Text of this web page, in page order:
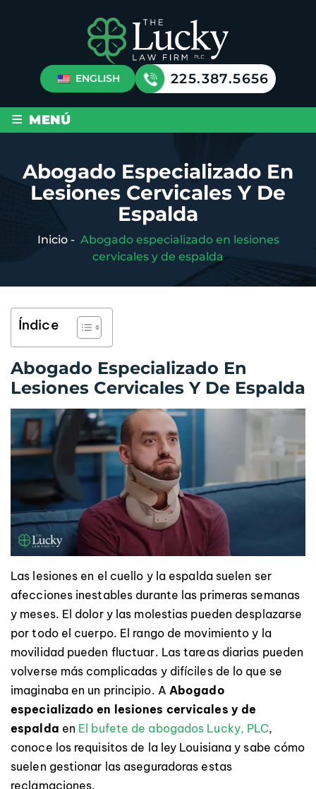
ENGLISH 225.387.5656
≡ MENÚ
Abogado Especializado En
Lesiones Cervicales Y De
Espalda
Inicio- Abogado especializado en lesiones
cervicales y de espalda
Índice
Abogado Especializado En
Lesiones Cervicales Y De Espalda
Las lesiones en el cuello y la espalda suelen ser
afecciones inestables durante las primeras semanas
y meses. El dolor y las molestias pueden desplazarse
por todo el cuerpo. El rango de movimiento y la
movilidad pueden fluctuar. Las tareas diarias pueden
volverse más complicadas y difíciles de lo que se
imaginaba en un principio. A Abogado
especializado en lesiones cervicales y de
espalda en El bufete de abogados Lucky, PLC,
conoce los requisitos de la ley Louisiana y sabe cómo
suelen gestionar las aseguradoras estas
reclamaciones.